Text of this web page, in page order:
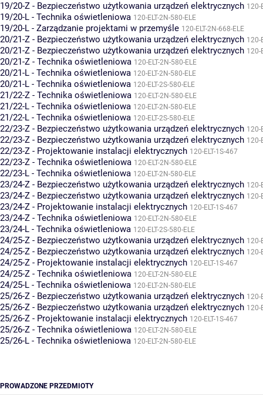
19/20-Z - Bezpieczeństwo użytkowania urządzeń elektrycznych 120-
19/20-L - Technika oświetleniowa 120-ELT-2N-580-ELE
19/20-L - Zarządzanie projektami w przemyśle 120-ELT-2N-668-ELE
20/21-Z - Bezpieczeństwo użytkowania urządzeń elektrycznych 120-
20/21-Z - Bezpieczeństwo użytkowania urządzeń elektrycznych 120-
20/21-Z - Technika oświetleniowa 120-ELT-2N-580-ELE
20/21-L - Technika oświetleniowa 120-ELT-2N-580-ELE
20/21-L - Technika oświetleniowa 120-ELT-2S-580-ELE
21/22-Z - Technika oświetleniowa 120-ELT-2N-580-ELE
21/22-L - Technika oświetleniowa 120-ELT-2N-580-ELE
21/22-L - Technika oświetleniowa 120-ELT-2S-580-ELE
22/23-Z - Bezpieczeństwo użytkowania urządzeń elektrycznych 120-
22/23-Z - Bezpieczeństwo użytkowania urządzeń elektrycznych 120-
22/23-Z - Projektowanie instalacji elektrycznych 120-ELT-1S-467
22/23-Z - Technika oświetleniowa 120-ELT-2N-580-ELE
22/23-L - Technika oświetleniowa 120-ELT-2N-580-ELE
23/24-Z - Bezpieczeństwo użytkowania urządzeń elektrycznych 120-
23/24-Z - Bezpieczeństwo użytkowania urządzeń elektrycznych 120-
23/24-Z - Projektowanie instalacji elektrycznych 120-ELT-1S-467
23/24-Z - Technika oświetleniowa 120-ELT-2N-580-ELE
23/24-L - Technika oświetleniowa 120-ELT-2S-580-ELE
24/25-Z - Bezpieczeństwo użytkowania urządzeń elektrycznych 120-
24/25-Z - Bezpieczeństwo użytkowania urządzeń elektrycznych 120-
24/25-Z - Projektowanie instalacji elektrycznych 120-ELT-1S-467
24/25-Z - Technika oświetleniowa 120-ELT-2N-580-ELE
24/25-L - Technika oświetleniowa 120-ELT-2N-580-ELE
25/26-Z - Bezpieczeństwo użytkowania urządzeń elektrycznych 120-
25/26-Z - Bezpieczeństwo użytkowania urządzeń elektrycznych 120-
25/26-Z - Projektowanie instalacji elektrycznych 120-ELT-1S-467
25/26-Z - Technika oświetleniowa 120-ELT-2N-580-ELE
25/26-L - Technika oświetleniowa 120-ELT-2N-580-ELE
PROWADZONE PRZEDMIOTY